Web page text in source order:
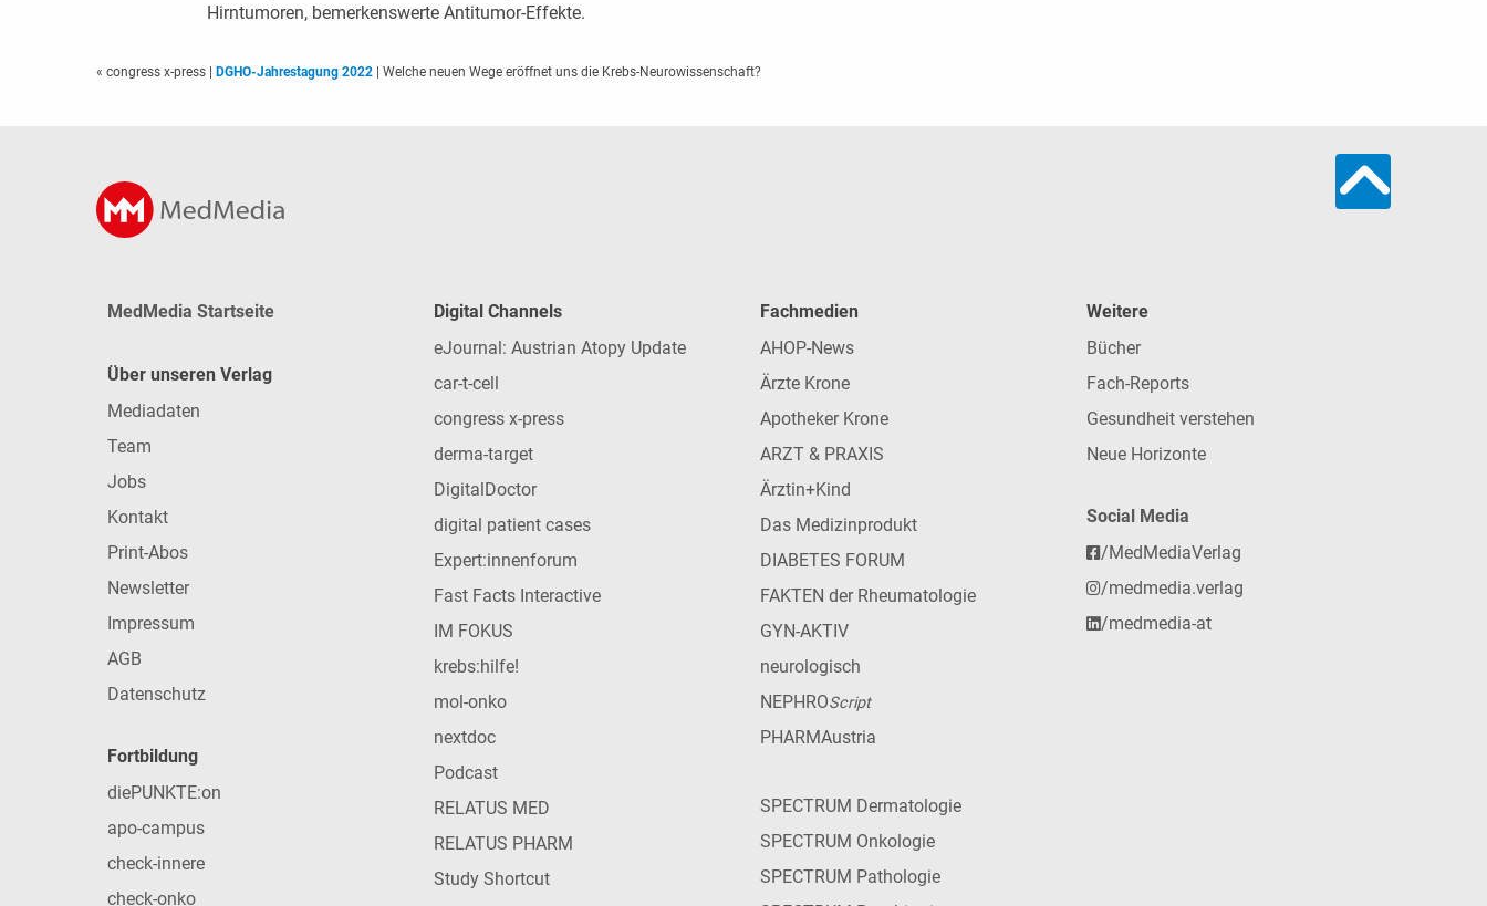
Hirntumoren, bemerkenswerte Antitumor-Effekte.
« congress x-press | DGHO-Jahrestagung 2022 | Welche neuen Wege eröffnet uns die Krebs-Neurowissenschaft?
MedMedia Startseite
Über unseren Verlag
Mediadaten
Team
Jobs
Kontakt
Print-Abos
Newsletter
Impressum
AGB
Datenschutz
Fortbildung
diePUNKTE:on
apo-campus
check-innere
check-onko
Digital Channels
eJournal: Austrian Atopy Update
car-t-cell
congress x-press
derma-target
DigitalDoctor
digital patient cases
Expert:innenforum
Fast Facts Interactive
IM FOKUS
krebs:hilfe!
mol-onko
nextdoc
Podcast
RELATUS MED
RELATUS PHARM
Study Shortcut
Fachmedien
AHOP-News
Ärzte Krone
Apotheker Krone
ARZT & PRAXIS
Ärztin+Kind
Das Medizinprodukt
DIABETES FORUM
FAKTEN der Rheumatologie
GYN-AKTIV
neurologisch
NEPHROScript
PHARMAustria
SPECTRUM Dermatologie
SPECTRUM Onkologie
SPECTRUM Pathologie
Weitere
Bücher
Fach-Reports
Gesundheit verstehen
Neue Horizonte
Social Media
/MedMediaVerlag
/medmedia.verlag
/medmedia-at